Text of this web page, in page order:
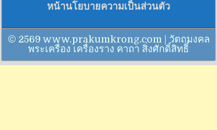
หน้านโยบายความเป็นส่วนตัว
© 2569 www.prakumkrong.com | วัตถุมงคล
พระเครื่อง เครื่องราง คาถา สิ่งศักดิ์สิทธิ์